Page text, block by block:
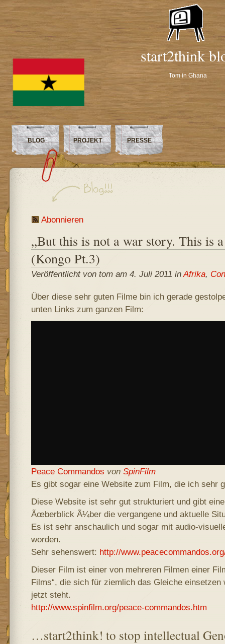
start2think
Tom in Ghana
BLOG PROJEKT PRESSE
Abonnieren
„But this is not a war story. This is
(Kongo Pt.3)
Veröffentlicht von tom am 4. Juli 2011 inAfrika,
Über diese sehr guten Filme bin ich gerade
unten Links zum ganzen Film:
Peace Commandos von SpinFilm
Es gibt sogar eine Website zum Film, die ich sehr
Diese Website ist sehr gut strukturiert und gibt
Ãœberblick Ã¼ber die vergangene und aktuelle
Es ist sehr anschaulich und sogar mit audio-
worden.
Sehr sehenswert: http://
Dieser Film ist einer von mehreren Filmen einer
Films“, die sich für ziemlich das Gleiche einsetzen
jetzt steht.
http://www.spinfilm.org/peace-commandos.htm
…start2think! to stop intellectual